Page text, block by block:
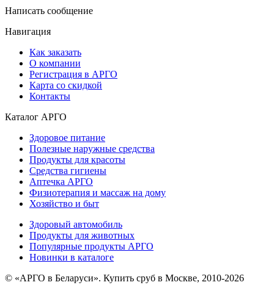
Написать сообщение
Навигация
Как заказать
О компании
Регистрация в АРГО
Карта со скидкой
Контакты
Каталог АРГО
Здоровое питание
Полезные наружные средства
Продукты для красоты
Средства гигиены
Аптечка АРГО
Физиотерапия и массаж на дому
Хозяйство и быт
Здоровый автомобиль
Продукты для животных
Популярные продукты АРГО
Новинки в каталоге
© «АРГО в Беларуси». Купить сруб в Москве, 2010-2026